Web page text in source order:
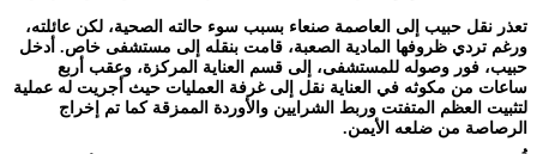
تعذر نقل حبيب إلى العاصمة صنعاء بسبب سوء حالته الصحية، لكن عائلته،
ورغم تردي ظروفها المادية الصعبة، قامت بنقله إلى مستشفى خاص. أدخل
حبيب، فور وصوله للمستشفى، إلى قسم العناية المركزة، وعقب أربع
ساعات من مكوثه في العناية نقل إلى غرفة العمليات حيث أجريت له عملية
لتثبيت العظم المتفتت وربط الشرايين والأوردة الممزقة كما تم إخراج
الرصاصة من ضلعه الأيمن.